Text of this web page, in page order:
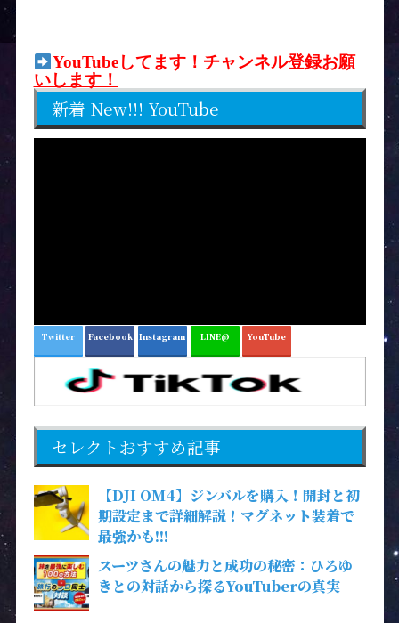
YouTubeしてます！チャンネル登録お願
いします！
新着 New!!! YouTube
Twitter Facebook Instagram LINE@ YouTube
セレクトおすすめ記事
【DJI OM4】ジンバルを購入！開封と初
期設定まで詳細解説！マグネット装着で
最強かも!!!
スーツさんの魅力と成功の秘密：ひろゆ
きとの対話から探るYouTuberの真実